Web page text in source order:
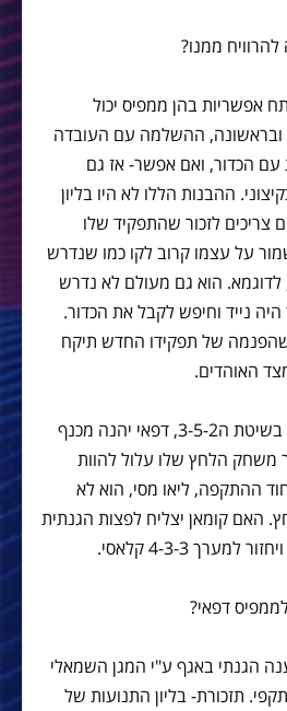
ממנו?
אפשריות בהן ממפיס יכול
ובראשונה, ההשלמה עם העובדה
הכדור, ואם אפשר- אז גם
ההבנות הללו לא היו בליון
צריכים לזכור שהתפקיד שלו
על עצמו קרוב לקו כמו שנדרש
הוא גם מעולם לא נדרש
נייד וחיפש לקבל את הכדור.
של תפקידו החדש תיקח
האוהדים.
אם קומאן יבחר להמשיך בשיטת ה3-5-2, דפאי יהנה מכנף
משחק הלחץ שלו עלול להוות
ההתקפה, ליאו מסי, הוא לא
האם קומאן יצליח לפצות הגנתית
4-3-3 קלאסי.
דפאי?
3-3 נותן מענה הגנתי באגף ע"י המגן השמאלי
תזכורת- בליון התנועות של